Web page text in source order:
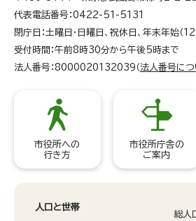
代表電話番号：0422-51-5131
閉庁日：土曜日・日曜日、祝休日、年末年始（
受付時間：午前8時30分から午後5時まで
法人番号：8000020132039（ 法人番号につ
市役所への
行き方
市役所庁舎の
ご案内
人口と世帯
総人口